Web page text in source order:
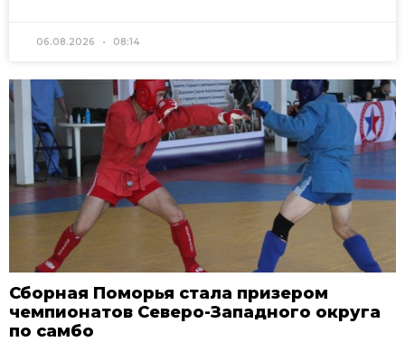
06.08.2026 08:14
Сборная Поморья стала призером
чемпионатов Северо-Западного округа
по самбо